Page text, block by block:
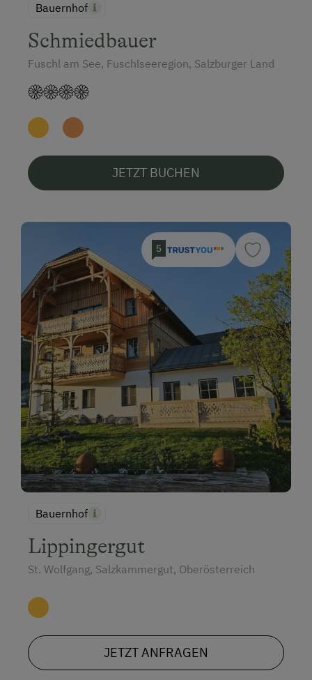
Bauernhof
Schmiedbauer
Fuschl am See, Fuschlseeregion, Salzburger Land
JETZT BUCHEN
5
Bauernhof
Lippingergut
St. Wolfgang, Salzkammergut, Oberösterreich
JETZT ANFRAGEN